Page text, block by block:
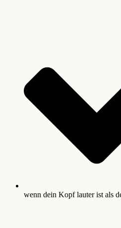
wenn dein Kopf lauter ist als